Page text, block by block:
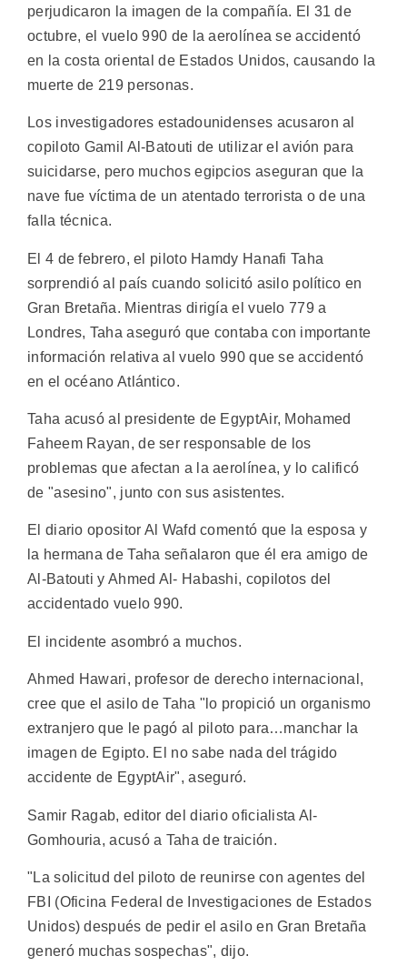
perjudicaron la imagen de la compañía. El 31 de
octubre, el vuelo 990 de la aerolínea se accidentó
en la costa oriental de Estados Unidos, causando la
muerte de 219 personas.
Los investigadores estadounidenses acusaron al
copiloto Gamil Al-Batouti de utilizar el avión para
suicidarse, pero muchos egipcios aseguran que la
nave fue víctima de un atentado terrorista o de una
falla técnica.
El 4 de febrero, el piloto Hamdy Hanafi Taha
sorprendió al país cuando solicitó asilo político en
Gran Bretaña. Mientras dirigía el vuelo 779 a
Londres, Taha aseguró que contaba con importante
información relativa al vuelo 990 que se accidentó
en el océano Atlántico.
Taha acusó al presidente de EgyptAir, Mohamed
Faheem Rayan, de ser responsable de los
problemas que afectan a la aerolínea, y lo calificó
de "asesino", junto con sus asistentes.
El diario opositor Al Wafd comentó que la esposa y
la hermana de Taha señalaron que él era amigo de
Al-Batouti y Ahmed Al- Habashi, copilotos del
accidentado vuelo 990.
El incidente asombró a muchos.
Ahmed Hawari, profesor de derecho internacional,
cree que el asilo de Taha "lo propició un organismo
extranjero que le pagó al piloto para…manchar la
imagen de Egipto. El no sabe nada del trágido
accidente de EgyptAir", aseguró.
Samir Ragab, editor del diario oficialista Al-
Gomhouria, acusó a Taha de traición.
"La solicitud del piloto de reunirse con agentes del
FBI (Oficina Federal de Investigaciones de Estados
Unidos) después de pedir el asilo en Gran Bretaña
generó muchas sospechas", dijo.